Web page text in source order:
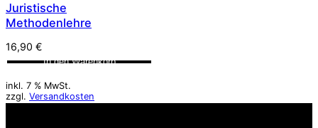
Juristische
Methodenlehre
16,90 €
In den Warenkorb
inkl. 7 % MwSt.
zzgl. Versandkosten